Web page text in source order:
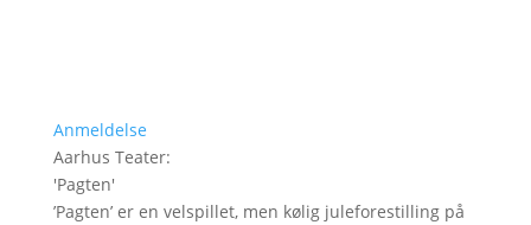
Anmeldelse
Aarhus Teater:
'Pagten'
’Pagten’ er en velspillet, men kølig juleforestilling på